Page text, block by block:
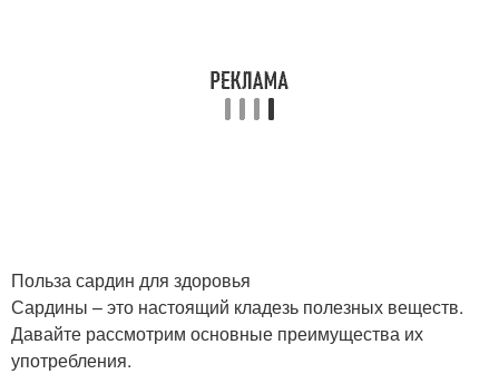
Польза сардин для здоровья
Сардины – это настоящий кладезь полезных веществ.
Давайте рассмотрим основные преимущества их
употребления.